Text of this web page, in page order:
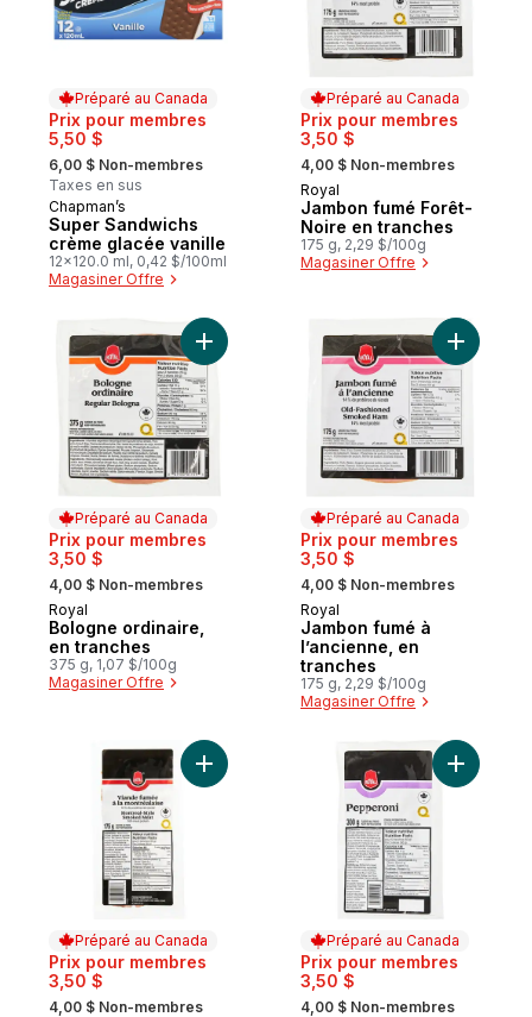
Préparé au Canada
Prix pour membres
5,50 $
, formerly:
6,00 $ Non-membres
Taxes en sus
Préparé au Canada
Chapman’s
Super Sandwichs
crème glacée vanille
12x120.0 ml, 0,42 $/100ml
Magasiner Offre
Préparé au Canada
Prix pour membres
3,50 $
, formerly:
4,00 $ Non-membres
Préparé au Canada
Royal
Jambon fumé Forêt-
Noire en tranches
175 g, 2,29 $/100g
Magasiner Offre
Préparé au Canada
Prix pour membres
3,50 $
, formerly:
4,00 $ Non-membres
Préparé au Canada
Royal
Bologne ordinaire,
en tranches
375 g, 1,07 $/100g
Magasiner Offre
Ajouter Bologne ordinaire, en tranches
Préparé au Canada
Prix pour membres
3,50 $
, formerly:
4,00 $ Non-membres
Préparé au Canada
Royal
Jambon fumé à
l’ancienne, en
tranches
175 g, 2,29 $/100g
Magasiner Offre
Ajouter
Préparé au Canada
Prix pour membres
3,50 $
, formerly:
4,00 $ Non-membres
Ajouter Viande fumée à la montréalaise
Préparé au Canada
Prix pour membres
3,50 $
, formerly:
4,00 $ Non-membres
Ajouter